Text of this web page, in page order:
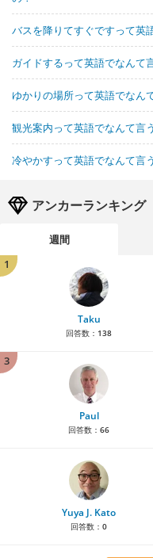
バスを降りてすぐですって英
ガイドするって英語でなんて
ゆかりの場所って英語でなん
観光案内って英語でなんて言
冷やかすって英語でなんて言
アンカーランキング
週間
1
Taku
回答数： 138
3
Paul
回答数： 66
Yuya J. Kato
回答数： 0